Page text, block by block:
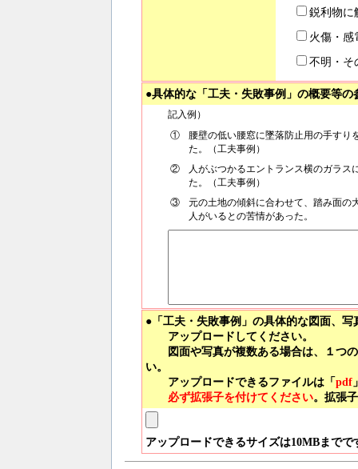
鋭利物に
火傷・感
不明・そ
●具体的な「工夫・失敗事例」の概要等
記入例）
①
腰壁の低い腰窓に墜落防止用の手す
た。（工夫事例）
②
人がぶつかるエントランス横のガラ
た。（工夫事例）
③
元の土地の傾斜に合わせて、踏み面の
人がいるとの苦情があった。
●「工夫・失敗事例」の具体的な図面、
アップロードしてください。
図面や写真が複数ある場合は、１つの
い。
アップロードできるファイルは「pdf
必ず拡張子を付けてください。拡張
アップロードできるサイズは10MBまでで